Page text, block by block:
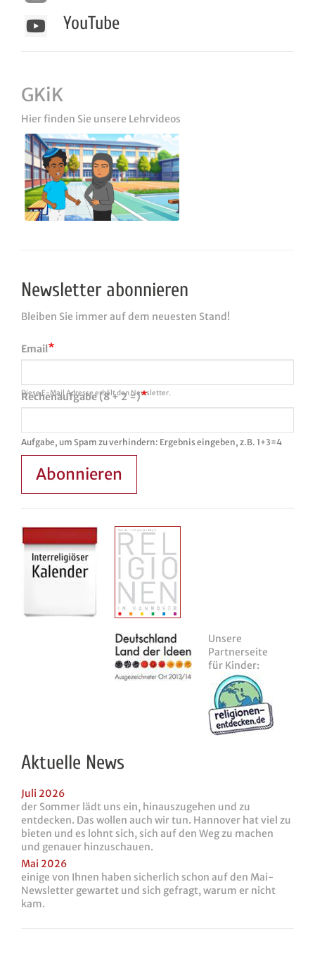
YouTube
GKiK
Hier finden Sie unsere Lehrvideos
Newsletter abonnieren
Email
Diese E-Mail Adresse erhält den Newsletter.
Bleiben Sie immer auf dem neuesten Stand!
Rechenaufgabe (8 + 2 =)
Aufgabe, um Spam zu verhindern: Ergebnis eingeben, z.B. 1+3=4
Abonnieren
Unsere
Partnerseite
für Kinder:
Aktuelle News
Juli 2026
der Sommer lädt uns ein, hinauszugehen und zu
entdecken. Das wollen auch wir tun. Hannover hat viel zu
bieten und es lohnt sich, sich auf den Weg zu machen
und genauer hinzuschauen.
Mai 2026
einige von Ihnen haben sicherlich schon auf den Mai-
Newsletter gewartet und sich gefragt, warum er nicht
kam.